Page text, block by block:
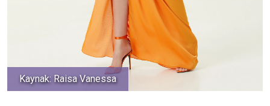
Kaynak: Raisa Vanessa